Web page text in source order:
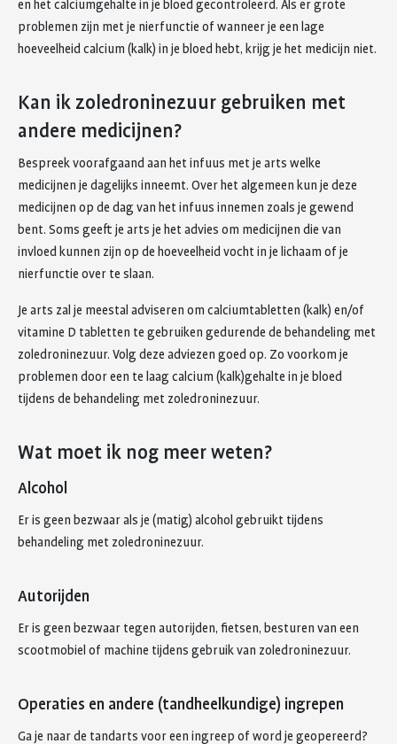
en het calciumgehalte in je bloed gecontroleerd. Als er grote
problemen zijn met je nierfunctie of wanneer je een lage
hoeveelheid calcium (kalk) in je bloed hebt, krijg je het medicijn niet.
Kan ik zoledroninezuur gebruiken met
andere medicijnen?
Bespreek voorafgaand aan het infuus met je arts welke
medicijnen je dagelijks inneemt. Over het algemeen kun je deze
medicijnen op de dag van het infuus innemen zoals je gewend
bent. Soms geeft je arts je het advies om medicijnen die van
invloed kunnen zijn op de hoeveelheid vocht in je lichaam of je
nierfunctie over te slaan.
Je arts zal je meestal adviseren om calciumtabletten (kalk) en/of
vitamine D tabletten te gebruiken gedurende de behandeling met
zoledroninezuur. Volg deze adviezen goed op. Zo voorkom je
problemen door een te laag calcium (kalk)gehalte in je bloed
tijdens de behandeling met zoledroninezuur.
Wat moet ik nog meer weten?
Alcohol
Er is geen bezwaar als je (matig) alcohol gebruikt tijdens
behandeling met zoledroninezuur.
Autorijden
Er is geen bezwaar tegen autorijden, fietsen, besturen van een
scootmobiel of machine tijdens gebruik van zoledroninezuur.
Operaties en andere (tandheelkundige) ingrepen
Ga je naar de tandarts voor een ingreep of word je geopereerd?